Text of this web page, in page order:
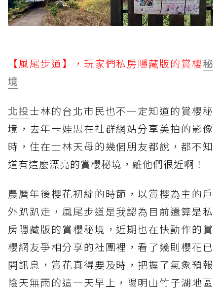
【風尾步道】，玩家們私房隱藏版的賞櫻秘
境
北投士林的台北市民也不一定知道的賞櫻秘
境，去年卡娃思在社群網站分享美拍的影像
時，住在士林天母的幾個朋友都說，都不知
道有這麼漂亮的賞櫻秘境，離他們很近啊！
農曆年後櫻花初綻的時節，以賞櫻為主的戶
外趴趴走，風尾步道是我認為目前還算是私
房隱藏版的賞櫻秘境，近期也在快動作的賞
櫻網友爭相分享的社團裡，看了幾則櫻花已
開訊息，賞花真得要及時，把握了氣象預報
陰天無雨的這一天早上，陽明山竹子湖地區